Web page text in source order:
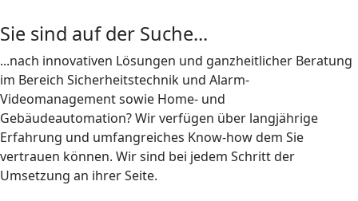
Sie sind auf der Suche...
...nach innovativen Lösungen und ganzheitlicher Beratung
im Bereich Sicherheitstechnik und Alarm-
Videomanagement sowie Home- und
Gebäudeautomation? Wir verfügen über langjährige
Erfahrung und umfangreiches Know-how dem Sie
vertrauen können. Wir sind bei jedem Schritt der
Umsetzung an ihrer Seite.